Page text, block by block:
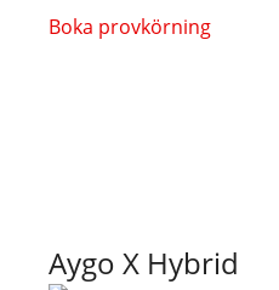
Boka provkörning
Aygo X Hybrid